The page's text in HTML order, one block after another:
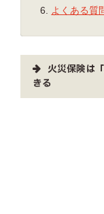
よくある質
火災保険は
きる